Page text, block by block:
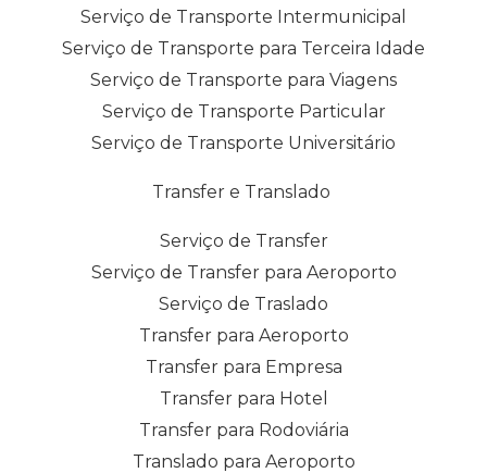
Serviço de Transporte Intermunicipal
Serviço de Transporte para Terceira Idade
Serviço de Transporte para Viagens
Serviço de Transporte Particular
Serviço de Transporte Universitário
Transfer e Translado
Serviço de Transfer
Serviço de Transfer para Aeroporto
Serviço de Traslado
Transfer para Aeroporto
Transfer para Empresa
Transfer para Hotel
Transfer para Rodoviária
Translado para Aeroporto